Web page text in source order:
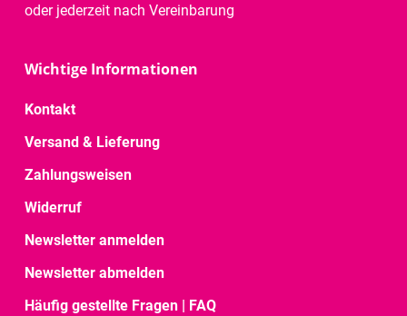
oder jederzeit nach Vereinbarung
Wichtige Informationen
Kontakt
Versand & Lieferung
Zahlungsweisen
Widerruf
Newsletter anmelden
Newsletter abmelden
Häufig gestellte Fragen | FAQ